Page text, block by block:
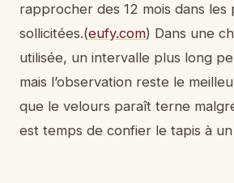
rapprocher des 12 mois dans les
sollicitées.(eufy.com) Dans une
utilisée, un intervalle plus long
mais l’observation reste le
que le velours paraît terne
est temps de confier le tapis à un